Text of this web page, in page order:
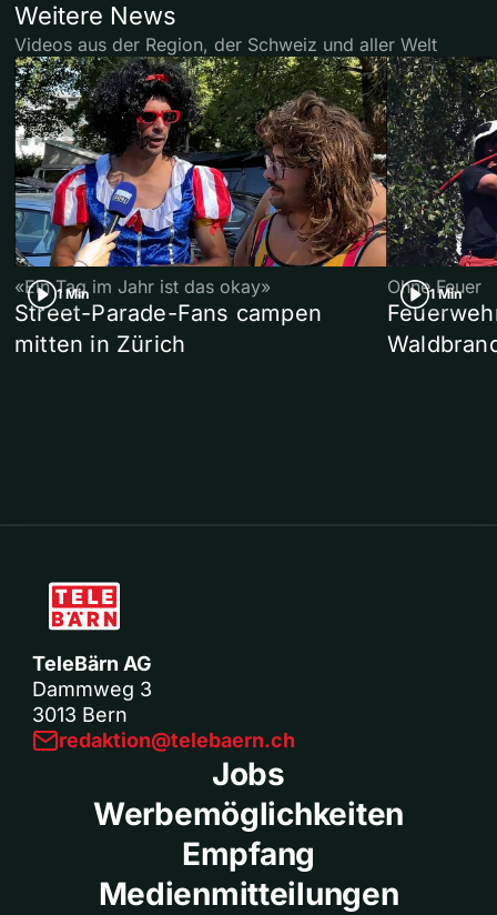
Weitere News
Videos aus der Region, der Schweiz und aller Welt
1 Min
«Ein Tag im Jahr ist das okay»
Street-Parade-Fans campen
mitten in Zürich
1 Min
Ohne Feuer
TeleBärn AG
Dammweg 3
3013 Bern
redaktion@telebaern.ch
Jobs
Werbemöglichkeiten
Empfang
Medienmitteilungen